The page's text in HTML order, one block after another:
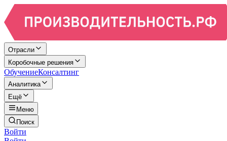
Отрасли
Коробочные решения
ОбучениеКонсалтинг
Аналитика
Ещё
Меню
Поиск
Войти